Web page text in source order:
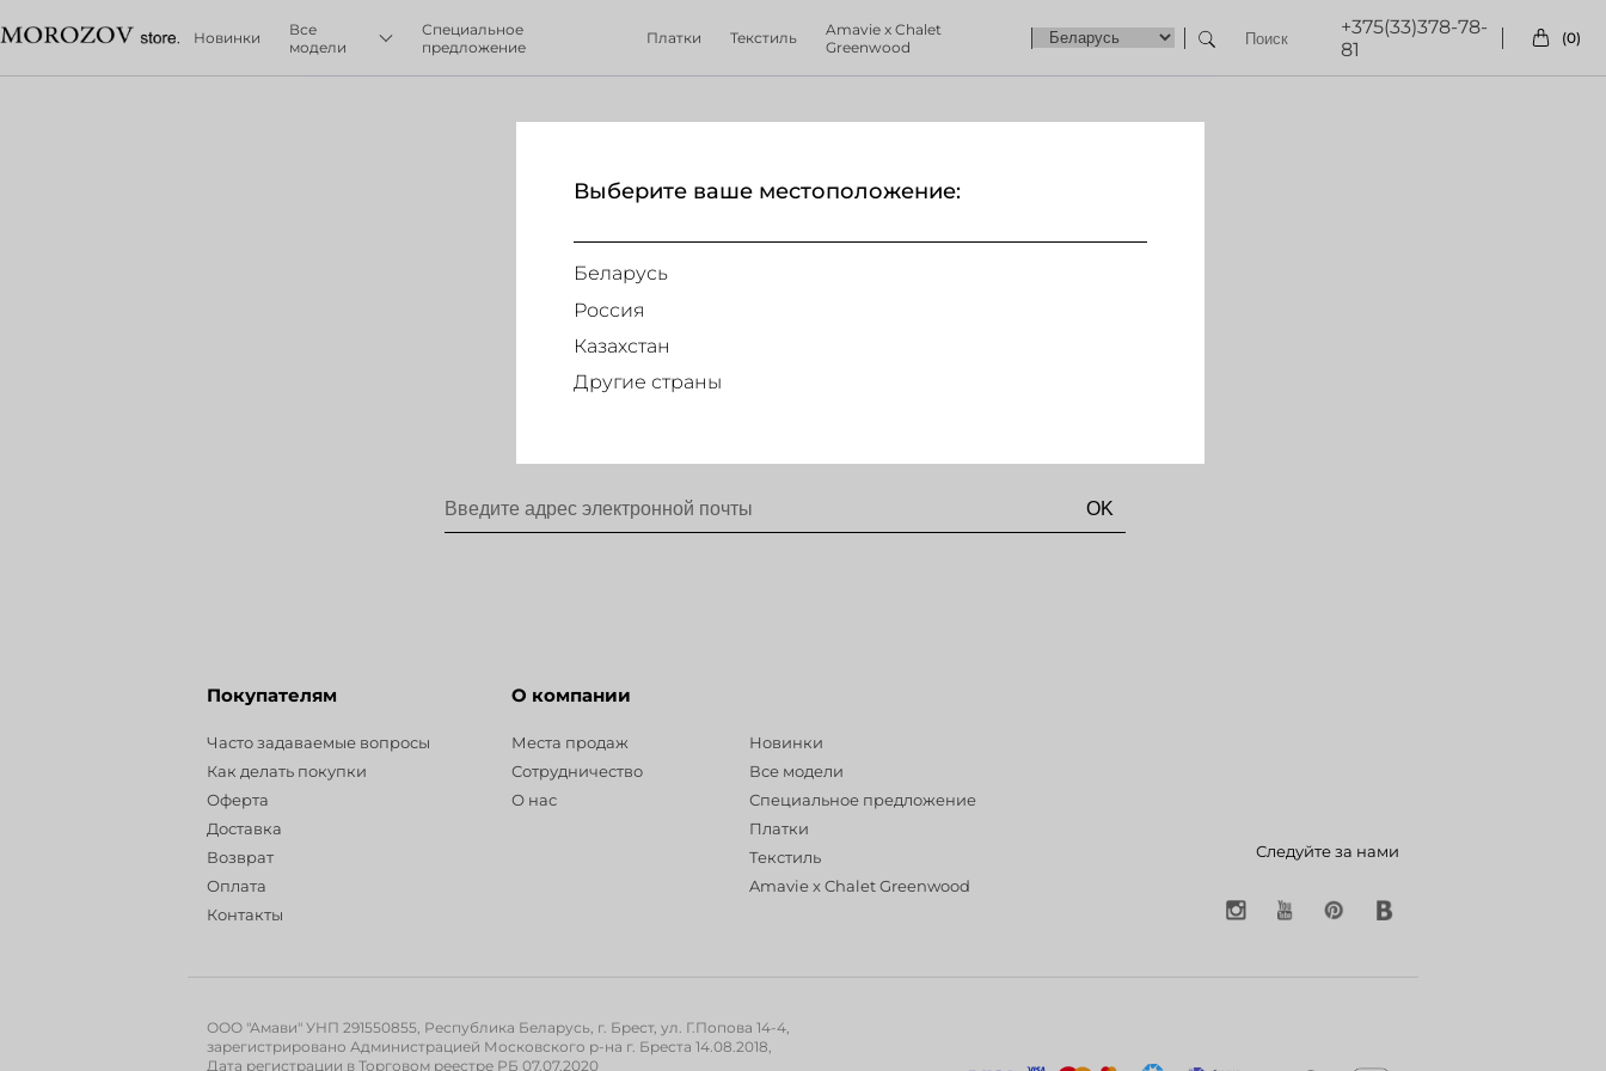
Новинки
Все
модели
Специальное
предложение
Платки Текстиль
Amavie x Chalet
Greenwood
+375(33)378-78-
81
(0)
404
ПОДПИШИТЕСЬ НА НАШУ РАССЫЛКУ
Покупателям
Часто задаваемые вопросы
Как делать покупки
Оферта
Доставка
Возврат
Оплата
Контакты
О компании
Места продаж
Сотрудничество
О нас
Новинки
Все модели
Специальное предложение
Платки
Текстиль
Amavie x Chalet Greenwood
Следуйте за нами
ООО "Амави" УНП 291550855, Республика Беларусь, г. Брест, ул. Г.Попова 14-4,
зарегистрировано Администрацией Московского р-на г. Бреста 14.08.2018,
Дата регистрации в Торговом реестре РБ 07.07.2020
Выберите ваше местоположение:
Беларусь
Россия
Казахстан
Другие страны